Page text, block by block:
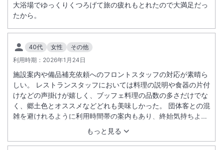
大浴場でゆっくりくつろげて旅の疲れもとれたので大満足だっ
たから。
40代 女性
その他
利用時期： 2026年1月24日
もっと見る
施設案内や備品補充依頼へのフロントスタッフの対応が素晴ら
しい。 レストランスタッフにおいては料理の説明や食器の片付
けなどの声掛けが嬉しく、ブッフェ料理の品数の多さだけでな
く、郷土色とオススメなどどれも美味しかった。 団体客との混
雑を避けれるように利用時間帯の案内もあり、終始気持ちよく
だいたようで驚きました。